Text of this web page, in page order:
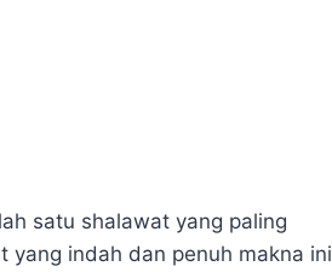
satu shalawat yang paling
yang indah dan penuh makna ini